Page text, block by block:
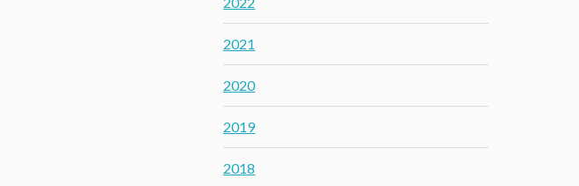
2021
2020
2019
2018